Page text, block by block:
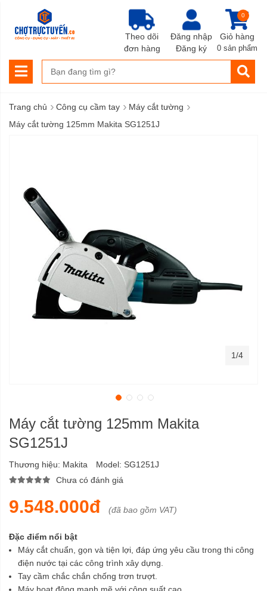
Đăng nhập
Đăng ký
Giỏ hàng
0
0 sản phẩm
Theo dõi
đơn hàng
Trang chủ › Công cụ cầm tay › Máy cắt tường ›
Máy cắt tường 125mm Makita SG1251J
Máy cắt tường 125mm Makita
SG1251J
Thương hiệu: Makita Model: SG1251J
Chưa có đánh giá
9.548.000đ (đã bao gồm VAT)
Đặc điểm nổi bật
Máy cắt chuẩn, gọn và tiện lợi, đáp ứng yêu cầu trong thi công
điện nước tại các công trình xây dựng.
Tay cầm chắc chắn chống trơn trượt.
1/4